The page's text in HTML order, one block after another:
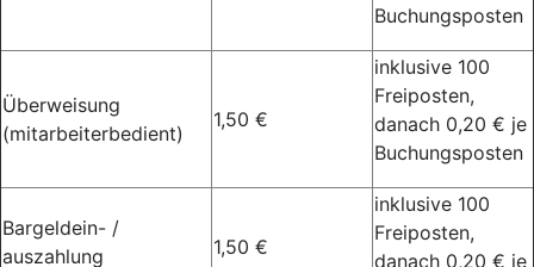
Buchungsposten
Überweisung
(mitarbeiterbedient)
1,50 €
inklusive 100
Freiposten,
danach 0,20 € je
Buchungsposten
Bargeldein- /
auszahlung
1,50 €
inklusive 100
Freiposten,
danach 0,20 € je